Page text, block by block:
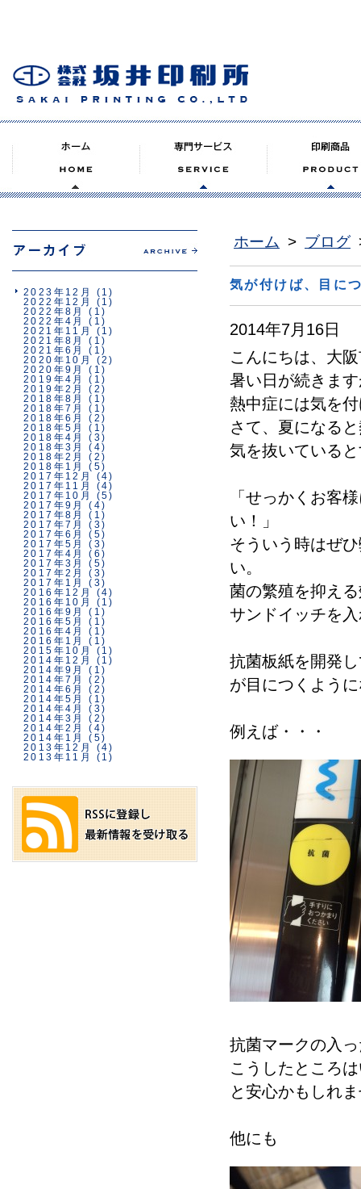
2023年12月
(1)
2022年12月
(1)
2022年8月
(1)
2022年4月
(1)
2021年11月
(1)
2021年8月
(1)
2021年6月
(1)
2020年10月
(2)
2020年9月
(1)
2019年4月
(1)
2019年2月
(2)
2018年8月
(1)
2018年7月
(1)
2018年6月
(2)
2018年5月
(1)
2018年4月
(3)
2018年3月
(4)
2018年2月
(2)
2018年1月
(5)
2017年12月
(4)
2017年11月
(4)
2017年10月
(5)
2017年9月
(4)
2017年8月
(1)
2017年7月
(3)
2017年6月
(5)
2017年5月
(3)
2017年4月
(6)
2017年3月
(5)
2017年2月
(3)
2017年1月
(3)
2016年12月
(4)
2016年10月
(1)
2016年9月
(1)
2016年5月
(1)
2016年4月
(1)
2016年1月
(1)
2015年10月
(1)
2014年12月
(1)
2014年9月
(1)
2014年7月
(2)
2014年6月
(2)
2014年5月
(1)
2014年4月
(3)
2014年3月
(2)
2014年2月
(4)
2014年1月
(5)
2013年12月
(4)
2013年11月
(1)
ホーム > ブログ
気が付けば、目に
2014年7月16日
こんにちは、大
暑い日が続きま
熱中症には気を
さて、夏になる
気を抜いている
「せっかくお客
い！」
そういう時はぜ
い。
菌の繁殖を抑え
サンドイッチを
抗菌板紙を開発
が目につくよう
例えば・・・
抗菌マークの入
こうしたところ
と安心かもしれ
他にも